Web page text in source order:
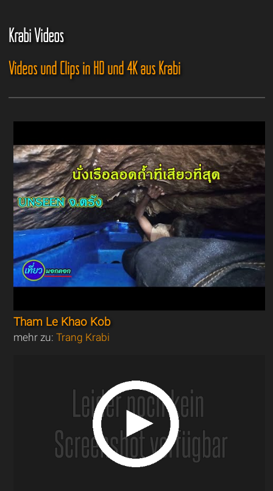
Krabi Videos
Videos und Clips in HD und 4K aus Krabi
Tham Le Khao Kob
mehr zu:Trang Krabi